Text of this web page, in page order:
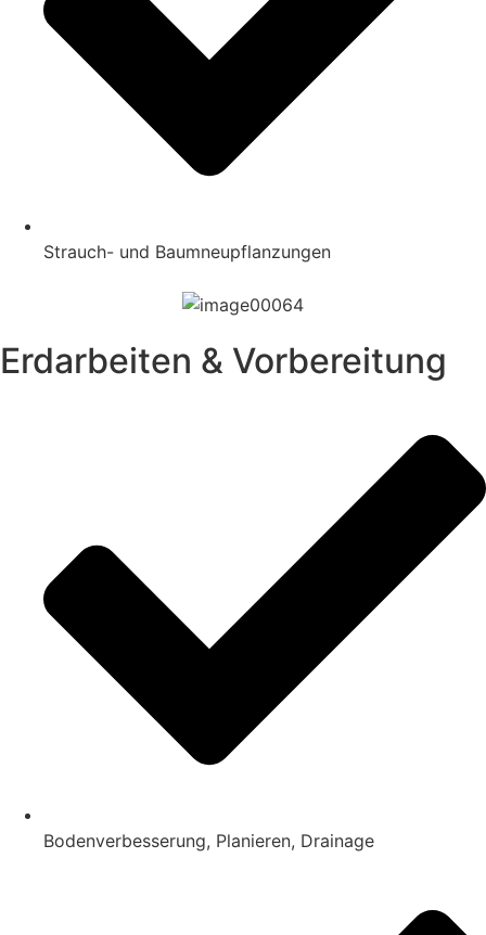
Strauch- und Baumneupflanzungen
Erdarbeiten & Vorbereitung
Bodenverbesserung, Planieren, Drainage